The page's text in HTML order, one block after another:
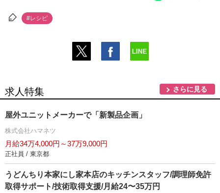
#レシピ
求人特集 さらに見る
屋外ユニットメーカーで「新製品企画」
株式会社ハマネツ
月給34万4,000円～37万9,000円
正社員 / 東京都
うどんちり本家にし家本店のキッチンスタッフ/調理師免許
取得サポート/技術取得支援/月給24〜35万円